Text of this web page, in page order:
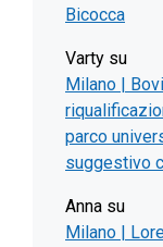
Bicocca
Varty su
Milano |
parco
suggestivo
Anna su
Milano |